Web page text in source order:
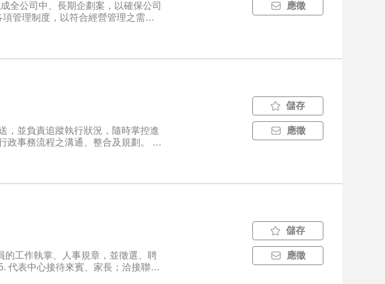
全公司中、長期企劃案，以確保公司
管理制度，以符合經營管理之需
應徵
，並負責追蹤執行狀況，隨時掌控進
政事務流程之溝通、整合及規劃。 5.
、估算 L/C、長短期借款及應付利息
儲存
應徵
代表中心接待來賓、家長；洽接聯繫
儲存
應徵